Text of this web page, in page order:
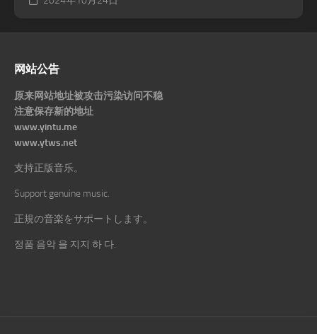
网站公告
原来网站地址被攻击污染访问不稳
注意保存新的地址
www.yintu.me
www.ytws.net
支持正版音乐。
Support genuine music.
正規の音楽をサポートします。
정품 음악 을 지지 하 다.